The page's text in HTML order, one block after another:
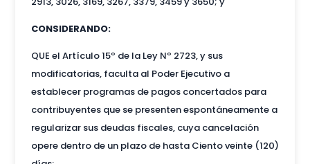
CONSIDERANDO:
QUE el Artículo 15º de la Ley Nº 2723, y sus
modificatorias, faculta al Poder Ejecutivo a
establecer programas de pagos concertados para
contribuyentes que se presenten espontáneamente a
regularizar sus deudas fiscales, cuya cancelación
opere dentro de un plazo de hasta Ciento veinte (120)